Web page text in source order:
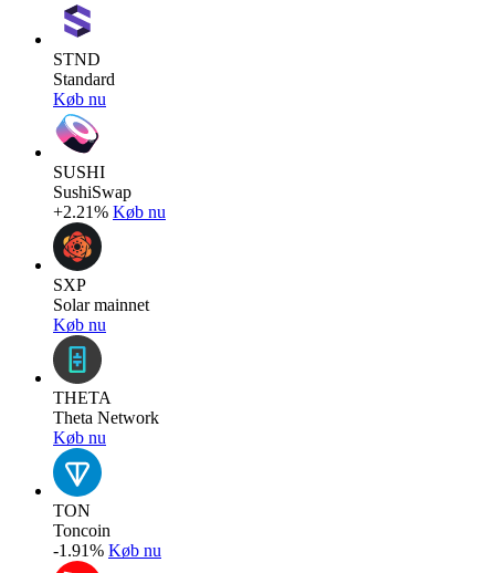
STND
Standard
Køb nu
SUSHI
SushiSwap
+2.21% Køb nu
SXP
Solar mainnet
Køb nu
THETA
Theta Network
Køb nu
TON
Toncoin
-1.91% Køb nu